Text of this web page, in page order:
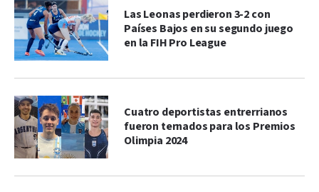
Las Leonas perdieron 3-2 con
Países Bajos en su segundo juego
en la FIH Pro League
Cuatro deportistas entrerrianos
fueron ternados para los Premios
Olimpia 2024